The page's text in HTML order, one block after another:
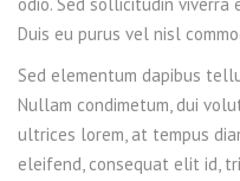
Duis eu purus vel nisl
Sed elementum dapibus
Nullam condimetum, dui
ultrices lorem, at tempus
eleifend, consequat elit id,